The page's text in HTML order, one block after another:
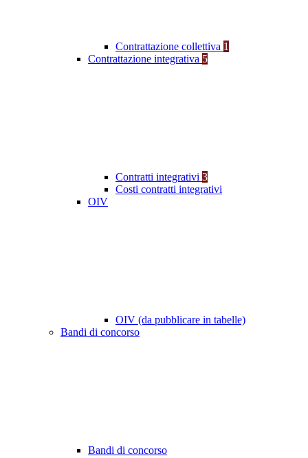
Contrattazione collettiva 1
Contrattazione integrativa 5
Contratti integrativi 3
Costi contratti integrativi
OIV
OIV (da pubblicare in tabelle)
Bandi di concorso
Bandi di concorso